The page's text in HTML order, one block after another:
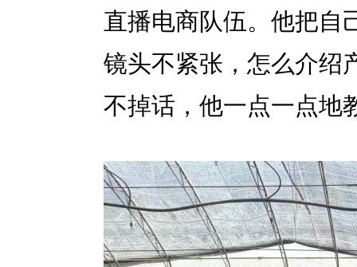
直播电商队伍。他把自
镜头不紧张，怎么介绍
不掉话，他一点一点地